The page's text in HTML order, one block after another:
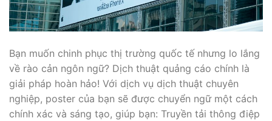
Bạn muốn chinh phục thị trường quốc tế nhưng lo lắng
về rào cản ngôn ngữ? Dịch thuật quảng cáo chính là
giải pháp hoàn hảo! Với dịch vụ dịch thuật chuyên
nghiệp, poster của bạn sẽ được chuyển ngữ một cách
chính xác và sáng tạo, giúp bạn: Truyền tải thông điệp